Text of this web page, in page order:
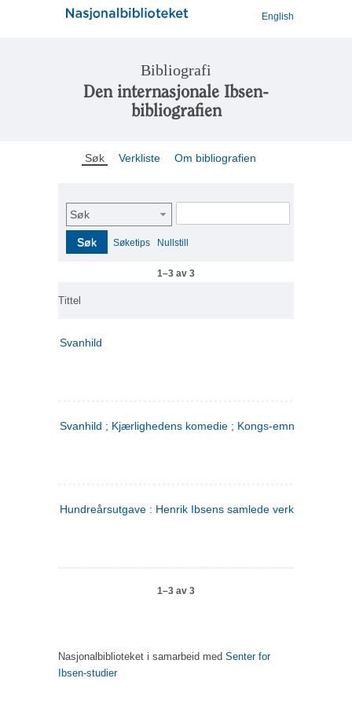
English
Bibliografi
Den internasjonale Ibsen-
bibliografien
Søk Verkliste Om bibliografien
Søk
Søk Søketips Nullstill
1–3 av 3
Tittel
Svanhild
Svanhild ; Kjærlighedens komedie ; Kongs-emnerne
Hundreårsutgave : Henrik Ibsens samlede verker. 4
1–3 av 3
Nasjonalbiblioteket i samarbeid med Senter for
Ibsen-studier